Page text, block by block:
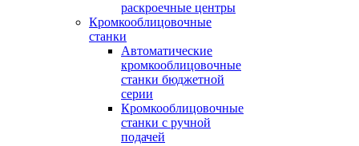
раскроечные центры
Кромкооблицовочные
станки
Автоматические
кромкооблицовочные
станки бюджетной
серии
Кромкооблицовочные
станки с ручной
подачей